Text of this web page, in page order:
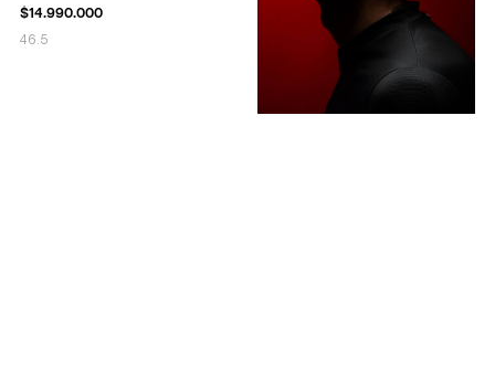
$14.990.000
46.5